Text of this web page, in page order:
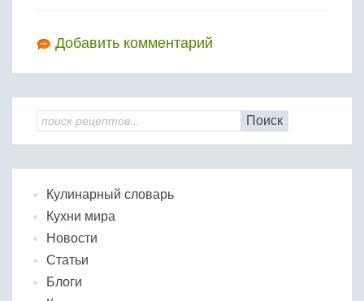
Добавить комментарий
Поиск
Кулинарный словарь
Кухни мира
Новости
Статьи
Блоги